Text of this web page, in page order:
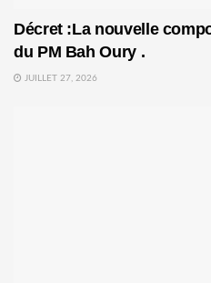
Décret :La nouvelle
du PM Bah Oury .
JUILLET 27, 2026